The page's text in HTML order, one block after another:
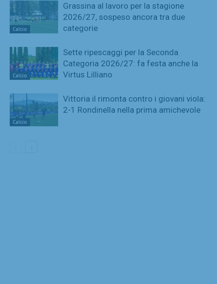
Calcio
Grassina al lavoro per la stagione
2026/27, sospeso ancora tra due
categorie
Calcio
Sette ripescaggi per la Seconda
Categoria 2026/27: fa festa anche la
Virtus Lilliano
Calcio
Vittoria il rimonta contro i giovani viola:
2-1 Rondinella nella prima amichevole